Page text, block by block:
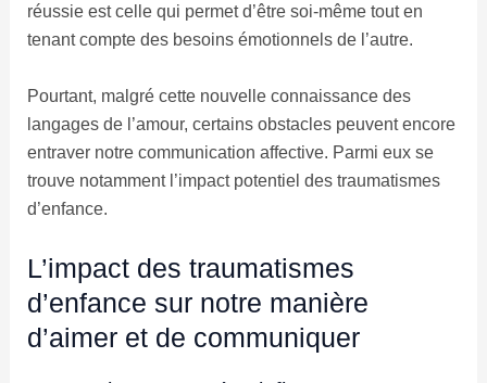
réussie est celle qui permet d’être soi-même tout en
tenant compte des besoins émotionnels de l’autre.
Pourtant, malgré cette nouvelle connaissance des
langages de l’amour, certains obstacles peuvent encore
entraver notre communication affective. Parmi eux se
trouve notamment l’impact potentiel des traumatismes
d’enfance.
L’impact des traumatismes
d’enfance sur notre manière
d’aimer et de communiquer